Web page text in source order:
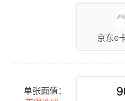
京东e
单张面值：